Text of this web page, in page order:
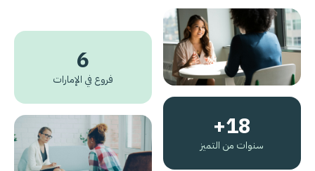
18+
سنوات من التميز
6
فروع في الإمارات